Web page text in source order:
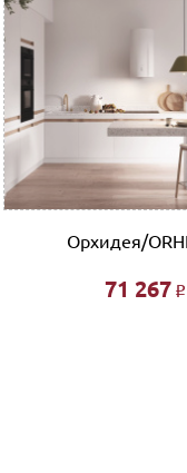
покупки в
с
организации,
ул.Тимирязева
работаем такими
этажа при
Орхидея/
71 267 Р